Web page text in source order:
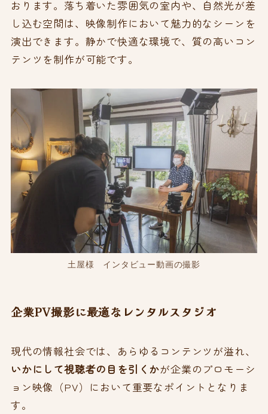
おります。落ち着いた雰囲気の室内や、自然光が差
し込む空間は、映像制作において魅力的なシーンを
演出できます。静かで快適な環境で、質の高いコン
テンツを制作が可能です。
土屋様 インタビュー動画の撮影
企業PV撮影に最適なレンタルスタジオ
現代の情報社会では、あらゆるコンテンツが溢れ、
いかにして視聴者の目を引くかが企業のプロモーシ
ョン映像（PV）において重要なポイントとなりま
す。